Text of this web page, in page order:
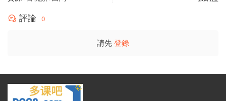
評論 0
請先 登錄